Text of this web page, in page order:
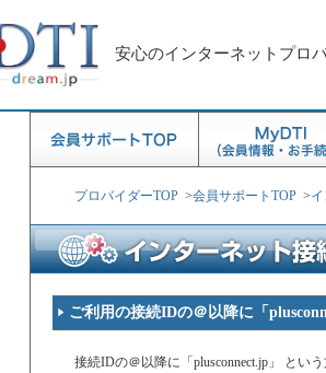
安心のインターネットプロ
プロバイダーTOP >会員サポートTOP >
ご利用の接続IDの＠以降に「
接続IDの＠以降に「plusconnect.jp」 とい